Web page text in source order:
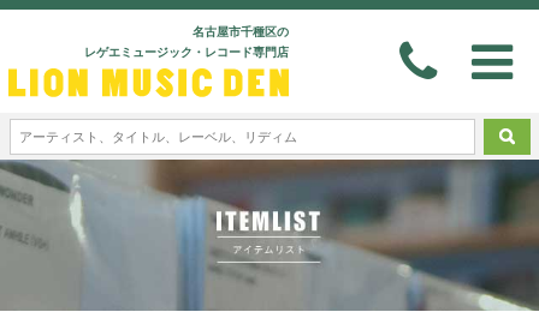
名古屋市千種区の
レゲエミュージック・レコード専門店